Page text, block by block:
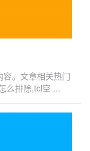
。文章相关热门
么排除,tcl空 ...